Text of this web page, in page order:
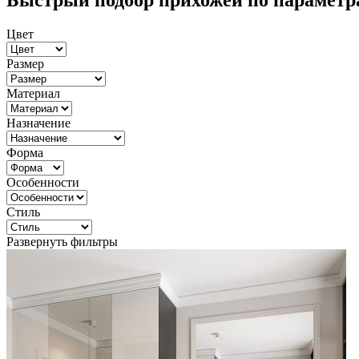
Цвет
Размер
Материал
Назначение
Форма
Особенности
Стиль
Развернуть фильтры